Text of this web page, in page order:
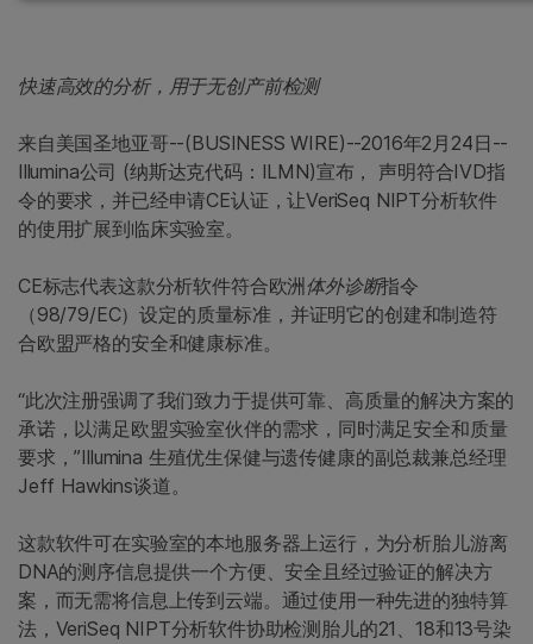
快速高效的分析，用于无创产前检测
来自美国圣地亚哥--(BUSINESS WIRE)--2016年2月24日--
Illumina公司 (纳斯达克代码：ILMN)宣布， 声明符合IVD指
令的要求，并已经申请CE认证，让VeriSeq NIPT分析软件
的使用扩展到临床实验室。
CE标志代表这款分析软件符合欧洲 体外诊断指令
（98/79/EC）设定的质量标准，并证明它的创建和制造符
合欧盟严格的安全和健康标准。
“此次注册强调了我们致力于提供可靠、高质量的解决方案的
承诺，以满足欧盟实验室伙伴的需求，同时满足安全和质量
要求，”Illumina 生殖优生保健与遗传健康的副总裁兼总经理
Jeff Hawkins谈道。
这款软件可在实验室的本地服务器上运行，为分析胎儿游离
DNA的测序信息提供一个方便、安全且经过验证的解决方
案，而无需将信息上传到云端。通过使用一种先进的独特算
法，VeriSeq NIPT分析软件协助检测胎儿的21、18和13号染